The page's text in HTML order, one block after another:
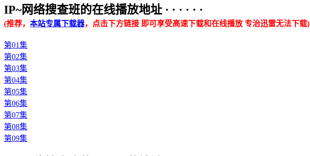
IP~网络搜查班的在线播放地址 · · · · · ·
(推荐， 本站专属下载器，点击下方链接 即可享受高速下载和在线播放 专治迅雷无法下载)
第01集
第02集
第03集
第04集
第05集
第06集
第07集
第08集
第09集